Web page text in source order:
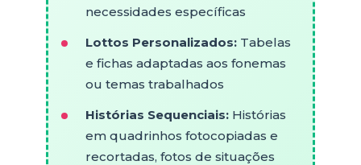
necessidades específicas
Lottos Personalizados:Tabelas
e fichas adaptadas aos fonemas
ou temas trabalhados
Histórias Sequenciais:Histórias
em quadrinhos fotocopiadas e
recortadas, fotos de situações